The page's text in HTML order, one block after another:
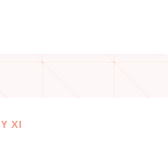
XI